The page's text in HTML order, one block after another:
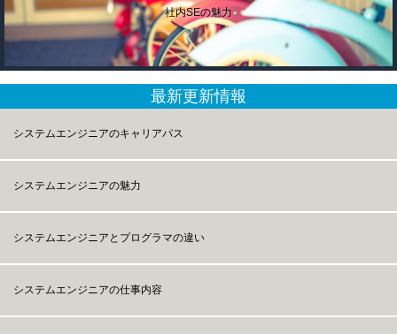
社内SEの魅力
最新更新情報
システムエンジニアのキャリアパス
システムエンジニアの魅力
システムエンジニアとプログラマの違い
システムエンジニアの仕事内容